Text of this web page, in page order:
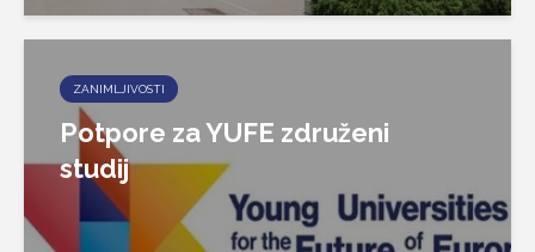
ZANIMLJIVOSTI
Potpore za YUFE združeni
studij